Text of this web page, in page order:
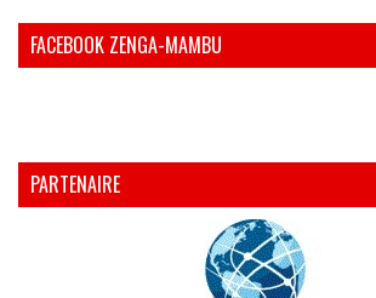
FACEBOOK ZENGA-MAMBU
PARTENAIRE